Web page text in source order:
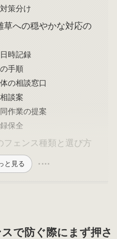
策分け
草への穏やかな対応の
時記録
手順
の相談窓口
談案
作業の提案
保全
フェンス種類と選び方
と見る
で防ぐ際にまず押さ